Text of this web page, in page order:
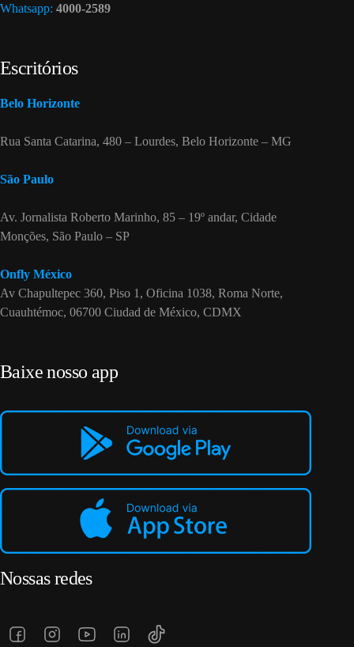
Whatsapp: 4000-2589
Escritórios
Belo Horizonte
Rua Santa Catarina, 480 – Lourdes, Belo Horizonte – MG
São Paulo
Av. Jornalista Roberto Marinho, 85 – 19º andar, Cidade
Monções, São Paulo – SP
Onfly México
Av Chapultepec 360, Piso 1, Oficina 1038, Roma Norte,
Cuauhtémoc, 06700 Ciudad de México, CDMX
Baixe nosso app
Nossas redes